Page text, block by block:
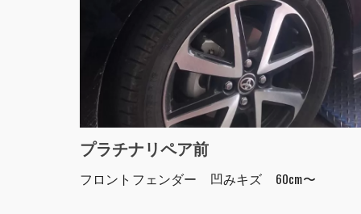
プラチナリペア前
フロントフェンダー 凹みキズ 60cm〜